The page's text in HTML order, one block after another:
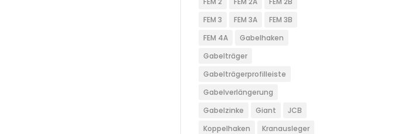
FEM 3
FEM 3A
FEM 3B
FEM 4A
Gabelhaken
Gabelträger
Gabelträgerprofilleiste
Gabelverlängerung
Gabelzinke
Giant
JCB
Koppelhaken
Kranausleger